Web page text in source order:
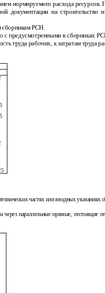
нормируемого расхода ресурсов.
документации на строительство
сборникам РСН.
с предусмотренными в сборниках
труда рабочих, к затратам труда
частях или вводных
параллельные прямые, отстоящие